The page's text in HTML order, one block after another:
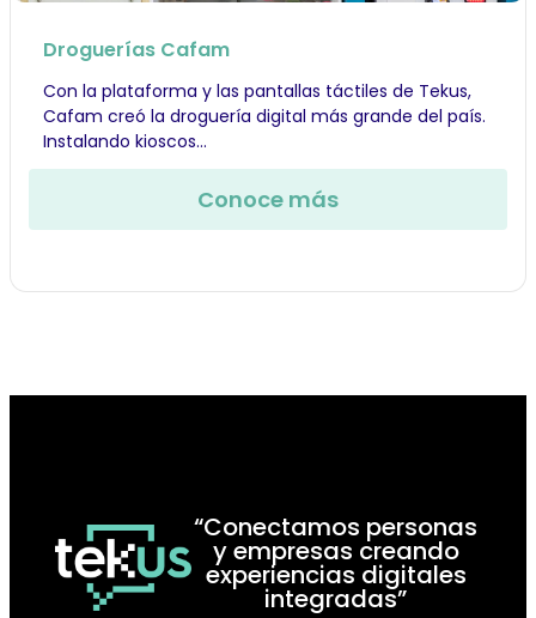
Droguerías Cafam
Con la plataforma y las pantallas táctiles de Tekus,
Cafam creó la droguería digital más grande del país.
Instalando kioscos...
Conoce más
“Conectamos personas
y empresas creando
experiencias digitales
integradas”